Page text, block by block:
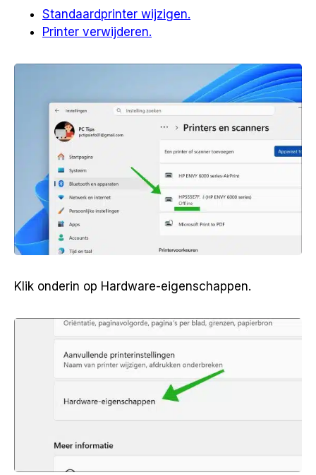
Standaardprinter wijzigen.
Printer verwijderen.
Klik onderin op Hardware-eigenschappen.